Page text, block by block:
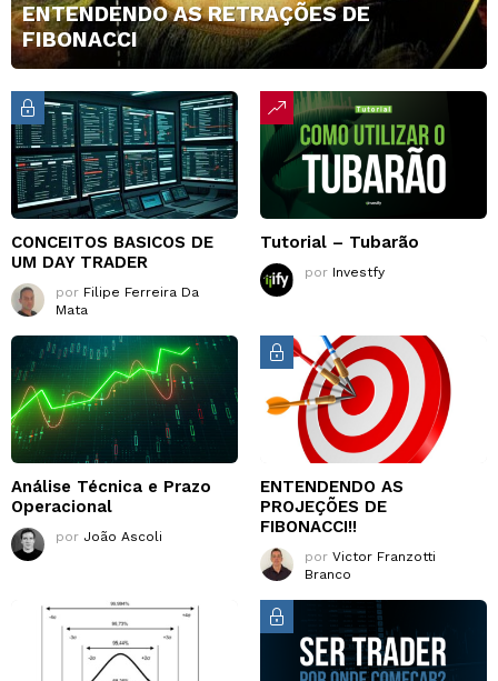
ENTENDENDO AS RETRAÇÕES DE
FIBONACCI
CONCEITOS BASICOS DE
UM DAY TRADER
por Filipe Ferreira Da
Mata
Tutorial – Tubarão
por Investfy
Análise Técnica e Prazo
Operacional
por João Ascoli
ENTENDENDO AS
PROJEÇÕES DE
FIBONACCI!!
por Victor Franzotti
Branco